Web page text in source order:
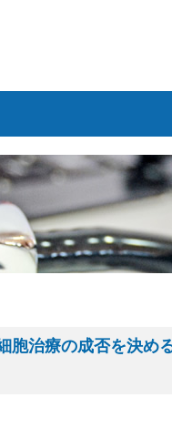
治療の成否を決め